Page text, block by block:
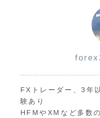
FXトレーダー、3年
験あり
HFMやXMなど多数